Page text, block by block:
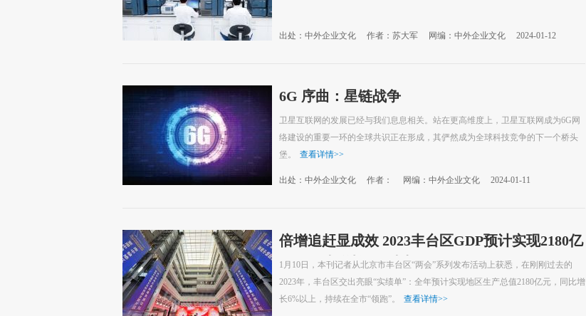
出处：中外企业文化 作者：苏大军 网编：中外企业文化 2024-01-12
6G 序曲：星链战争
卫星互联网的发展已经与我们息息相关。站在更高维度上，卫星互联网成为6G网
络建设的重要一环的全球共识正在形成，其俨然成为全球科技竞争的下一个桥头
堡。
查看详情>>
出处：中外企业文化 作者： 网编：中外企业文化 2024-01-11
倍增追赶显成效 2023丰台区GDP预计实现2180亿
元，同比增长6%以上
1月10日，本刊记者从北京市丰台区“两会”系列发布活动上获悉，在刚刚过去的
2023年，丰台区交出亮眼“实绩单”：全年预计实现地区生产总值2180亿元，同比增
长6%以上，持续在全市“领跑”。
查看详情>>